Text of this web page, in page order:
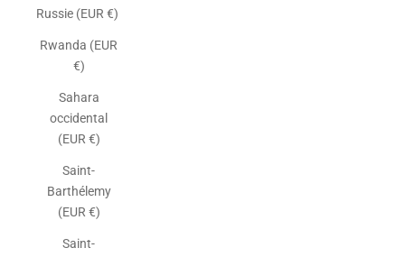
Russie (EUR €)
Rwanda (EUR
€)
Sahara
occidental
(EUR €)
Saint-
Barthélemy
(EUR €)
Saint-